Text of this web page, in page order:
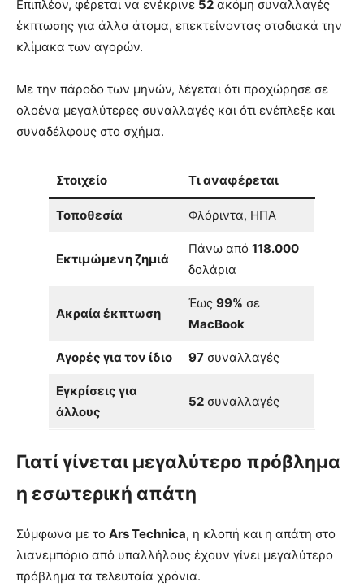
Επιπλέον, φέρεται να ενέκρινε 52 ακόμη συναλλαγές
έκπτωσης για άλλα άτομα, επεκτείνοντας σταδιακά την
κλίμακα των αγορών.
Με την πάροδο των μηνών, λέγεται ότι προχώρησε σε
ολοένα μεγαλύτερες συναλλαγές και ότι ενέπλεξε και
συναδέλφους στο σχήμα.
Στοιχείο Τι αναφέρεται
Τοποθεσία Φλόριντα, ΗΠΑ
Εκτιμώμενη ζημιά
Πάνω από 118.000
δολάρια
Ακραία έκπτωση
Έως 99% σε
MacBook
Αγορές για τον ίδιο 97συναλλαγές
Εγκρίσεις για
άλλους
52συναλλαγές
Γιατί γίνεται μεγαλύτερο πρόβλημα
η εσωτερική απάτη
Σύμφωνα με το Ars Technica, η κλοπή και η απάτη στο
λιανεμπόριο από υπαλλήλους έχουν γίνει μεγαλύτερο
πρόβλημα τα τελευταία χρόνια.